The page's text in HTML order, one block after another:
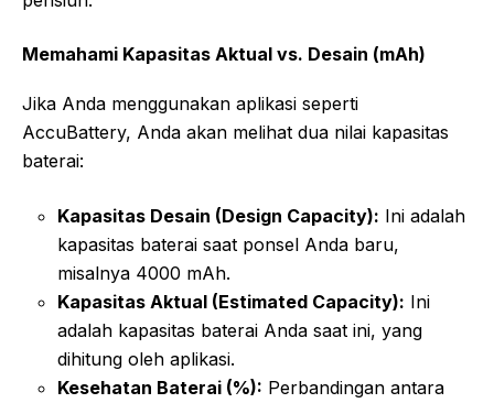
Memahami Kapasitas Aktual vs. Desain (mAh)
Jika Anda menggunakan aplikasi seperti
AccuBattery, Anda akan melihat dua nilai kapasitas
baterai:
Kapasitas Desain (Design Capacity): Ini adalah
kapasitas baterai saat ponsel Anda baru,
misalnya 4000 mAh.
Kapasitas Aktual (Estimated Capacity): Ini
adalah kapasitas baterai Anda saat ini, yang
dihitung oleh aplikasi.
Kesehatan Baterai (%): Perbandingan antara